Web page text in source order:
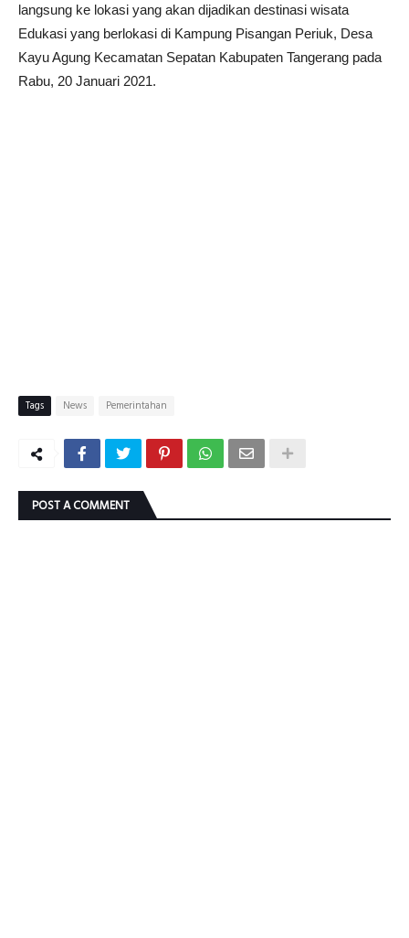
langsung ke lokasi yang akan dijadikan destinasi wisata
Edukasi yang berlokasi di Kampung Pisangan Periuk, Desa
Kayu Agung Kecamatan Sepatan Kabupaten Tangerang pada
Rabu, 20 Januari 2021.
Tags News Pemerintahan
POST A COMMENT